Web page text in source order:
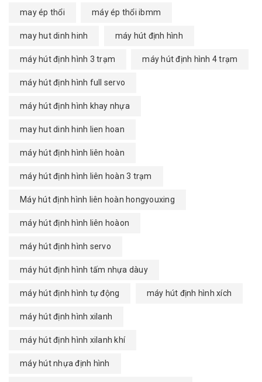
may ép thổi máy ép thổi ibmm
may hut dinh hinh máy hút định hình
máy hút định hình 3 trạm máy hút định hình 4 trạm
máy hút định hình full servo
máy hút định hình khay nhựa
may hut dinh hinh lien hoan
máy hút định hình liên hoàn
máy hút định hình liên hoàn 3 trạm
Máy hút định hình liên hoàn hongyouxing
máy hút định hình liên hoàon
máy hút định hình servo
máy hút định hình tấm nhựa dàuy
máy hút định hình tự động máy hút định hình xích
máy hút định hình xilanh
máy hút định hình xilanh khí
máy hút nhựa định hình